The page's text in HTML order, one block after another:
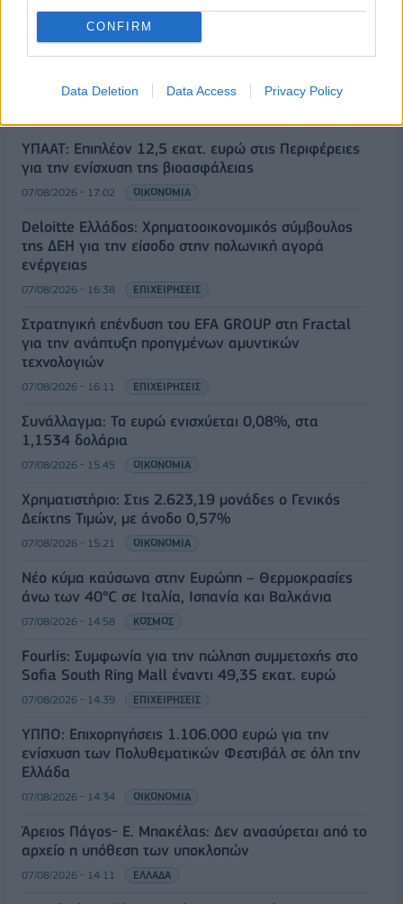
CONFIRM
Data Deletion Data Access Privacy Policy
ΡΟΗ ΕΙΔΗΣΕΩΝ
ΥΠΑΑΤ: Επιπλέον 12,5 εκατ. ευρώ στις Περιφέρειες
για την ενίσχυση της βιοασφάλειας
07/08/2026 - 17:02 ΟΙΚΟΝΟΜΙΑ
Deloitte Ελλάδος: Χρηματοοικονομικός σύμβουλος
της ΔΕΗ για την είσοδο στην πολωνική αγορά
ενέργειας
07/08/2026 - 16:38 ΕΠΙΧΕΙΡΗΣΕΙΣ
Στρατηγική επένδυση του EFA GROUP στη Fractal
για την ανάπτυξη προηγμένων αμυντικών
τεχνολογιών
07/08/2026 - 16:11 ΕΠΙΧΕΙΡΗΣΕΙΣ
Συνάλλαγμα: Το ευρώ ενισχύεται 0,08%, στα
1,1534 δολάρια
07/08/2026 - 15:45 ΟΙΚΟΝΟΜΙΑ
Χρηματιστήριο: Στις 2.623,19 μονάδες ο Γενικός
Δείκτης Τιμών, με άνοδο 0,57%
07/08/2026 - 15:21 ΟΙΚΟΝΟΜΙΑ
Νέο κύμα καύσωνα στην Ευρώπη – Θερμοκρασίες
άνω των 40°C σε Ιταλία, Ισπανία και Βαλκάνια
07/08/2026 - 14:58 ΚΟΣΜΟΣ
Fourlis: Συμφωνία για την πώληση συμμετοχής στο
Sofia South Ring Mall έναντι 49,35 εκατ. ευρώ
07/08/2026 - 14:39 ΕΠΙΧΕΙΡΗΣΕΙΣ
ΥΠΠΟ: Επιχορηγήσεις 1.106.000 ευρώ για την
ενίσχυση των Πολυθεματικών Φεστιβάλ σε όλη την
Ελλάδα
07/08/2026 - 14:34 ΟΙΚΟΝΟΜΙΑ
Άρειος Πάγος- Ε. Μπακέλας: Δεν ανασύρεται από το
αρχείο η υπόθεση των υποκλοπών
07/08/2026 - 14:11 ΕΛΛΑΔΑ